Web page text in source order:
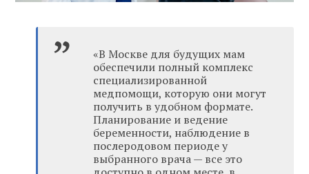
«В Москве для будущих мам
обеспечили полный комплекс
специализированной
медпомощи, которую они могут
получить в удобном формате.
Планирование и ведение
беременности, наблюдение в
послеродовом периоде у
выбранного врача — все это